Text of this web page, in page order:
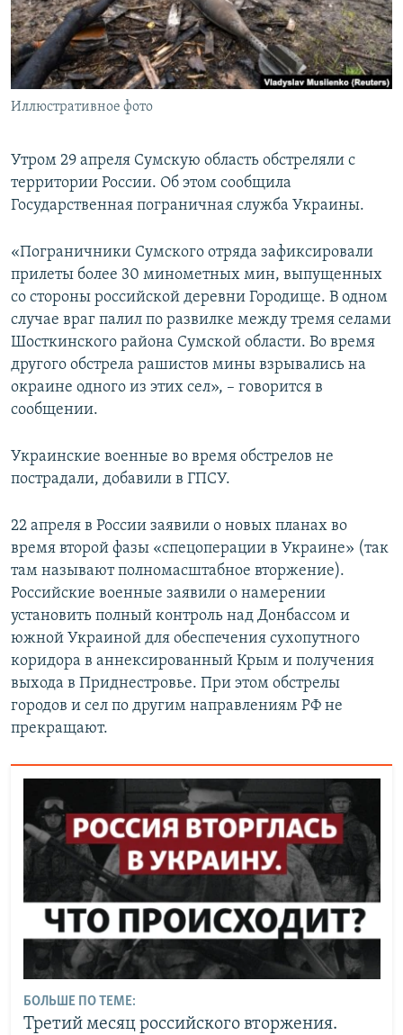
ПОБЕДИТЕЛЕЙ НЕ СУДЯТ?
КРЫМ.НЕПОКОРЕННЫЙ
ELIFBE
УКРАИНСКАЯ ПРОБЛЕМА КРЫМА
ПРИСОЕДИНЯЙТЕСЬ!
Иллюстративное фото
Утром 29 апреля Сумскую область обстреляли с
территории России. Об этом сообщила
Государственная пограничная служба Украины.
«Пограничники Сумского отряда зафиксировали
прилеты более 30 минометных мин, выпущенных
со стороны российской деревни Городище. В одном
случае враг палил по развилке между тремя селами
Шосткинского района Сумской области. Во время
другого обстрела рашистов мины взрывались на
окраине одного из этих сел», – говорится в
сообщении.
Украинские военные во время обстрелов не
пострадали, добавили в ГПСУ.
22 апреля в России заявили о новых планах во
время второй фазы «спецоперации в Украине» (так
там называют полномасштабное вторжение).
Российские военные заявили о намерении
установить полный контроль над Донбассом и
южной Украиной для обеспечения сухопутного
коридора в аннексированный Крым и получения
выхода в Приднестровье. При этом обстрелы
городов и сел по другим направлениям РФ не
прекращают.
БОЛЬШЕ ПО ТЕМЕ:
Третий месяц российского вторжения.